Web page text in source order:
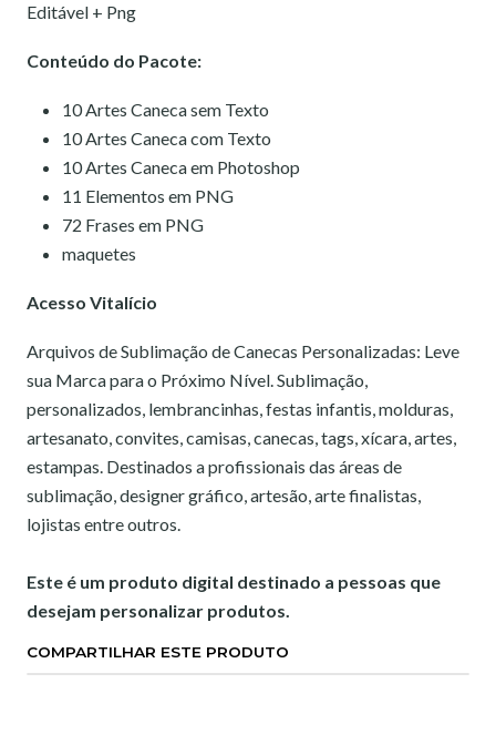
Editável + Png
Conteúdo do Pacote:
10 Artes Caneca sem Texto
10 Artes Caneca com Texto
10 Artes Caneca em Photoshop
11 Elementos em PNG
72 Frases em PNG
maquetes
Acesso Vitalício
Arquivos de Sublimação de Canecas Personalizadas: Leve
sua Marca para o Próximo Nível. Sublimação,
personalizados, lembrancinhas, festas infantis, molduras,
artesanato, convites, camisas, canecas, tags, xícara, artes,
estampas. Destinados a profissionais das áreas de
sublimação, designer gráfico, artesão, arte finalistas,
lojistas entre outros.
Este é um produto digital destinado a pessoas que
desejam personalizar produtos.
COMPARTILHAR ESTE PRODUTO